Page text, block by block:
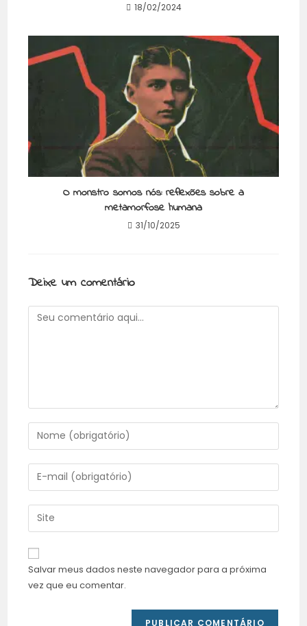
18/02/2024
O monstro somos nós: reflexões sobre a
metamorfose humana
31/10/2025
Deixe um comentário
Salvar meus dados neste navegador para a próxima
vez que eu comentar.